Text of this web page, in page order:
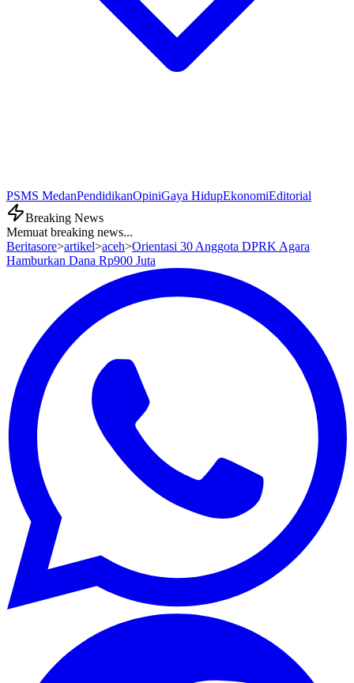
PSMS MedanPendidikanOpiniGaya HidupEkonomiEditorial
Breaking News
Memuat breaking news...
Beritasore>artikel>aceh>Orientasi 30 Anggota DPRK Agara
Hamburkan Dana Rp900 Juta